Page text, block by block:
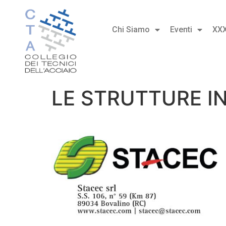
Chi Siamo Eventi
LE STRUTTURE